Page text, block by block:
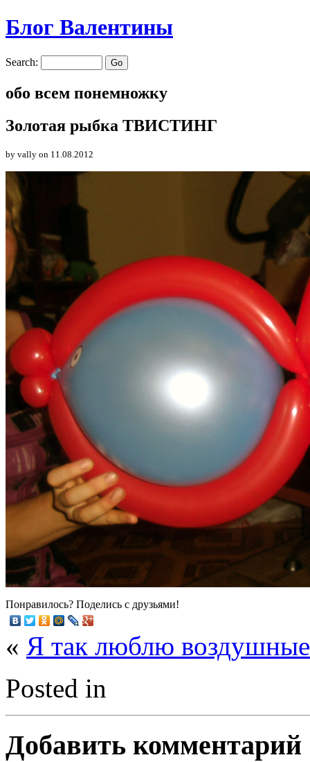
Блог Валентины
Search:
обо всем понемножку
Золотая рыбка ТВИСТИНГ
by vally on 11.08.2012
Понравилось? Поделись с друзьями!
« Я так люблю
Posted in
Добавить комментарий